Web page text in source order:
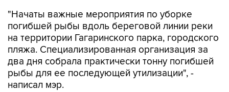
"Начаты важные мероприятия по уборке
погибшей рыбы вдоль береговой линии реки
на территории Гагаринского парка, городского
пляжа. Специализированная организация за
два дня собрала практически тонну погибшей
рыбы для ее последующей утилизации", -
написал мэр.